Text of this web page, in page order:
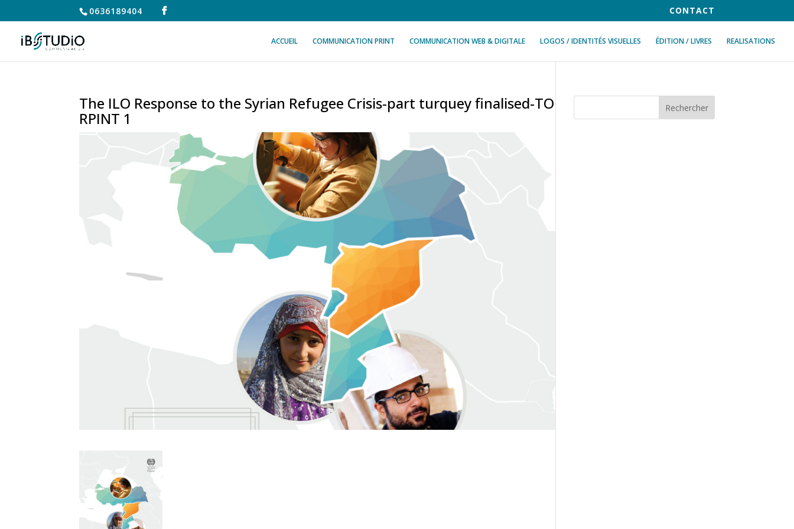
0636189404 CONTACT
ACCUEIL COMMUNICATION PRINT COMMUNICATION WEB & DIGITALE LOGOS / IDENTITÉS VISUELLES ÉDITION / LIVRES REALISATIONS
The ILO Response to the Syrian Refugee Crisis-part turquey finalised-TO
RPINT 1